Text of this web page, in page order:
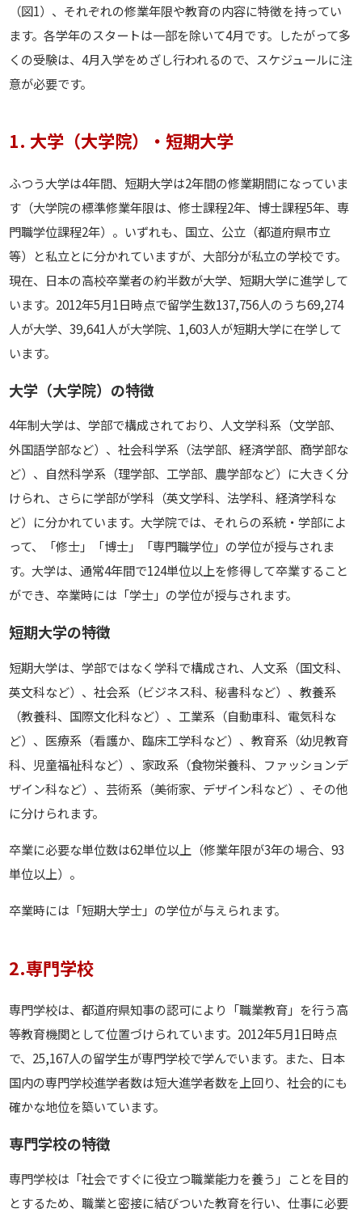
（図1）、それぞれの修業年限や教育の内容に特徴を持ってい
ます。各学年のスタートは一部を除いて4月です。したがって多
くの受験は、4月入学をめざし行われるので、スケジュールに注
意が必要です。
1. 大学（大学院）・短期大学
ふつう大学は4年間、短期大学は2年間の修業期間になっていま
す（大学院の標準修業年限は、修士課程2年、博士課程5年、専
門職学位課程2年）。いずれも、国立、公立（都道府県市立
等）と私立とに分かれていますが、大部分が私立の学校です。
現在、日本の高校卒業者の約半数が大学、短期大学に進学して
います。2012年5月1日時点で留学生数137,756人のうち69,274
人が大学、39,641人が大学院、1,603人が短期大学に在学して
います。
大学（大学院）の特徴
4年制大学は、学部で構成されており、人文学科系（文学部、
外国語学部など）、社会科学系（法学部、経済学部、商学部な
ど）、自然科学系（理学部、工学部、農学部など）に大きく分
けられ、さらに学部が学科（英文学科、法学科、経済学科な
ど）に分かれています。大学院では、それらの系統・学部によ
って、「修士」「博士」「専門職学位」の学位が授与されま
す。大学は、通常4年間で124単位以上を修得して卒業すること
ができ、卒業時には「学士」の学位が授与されます。
短期大学の特徴
短期大学は、学部ではなく学科で構成され、人文系（国文科、
英文科など）、社会系（ビジネス科、秘書科など）、教養系
（教養科、国際文化科など）、工業系（自動車科、電気科な
ど）、医療系（看護か、臨床工学科など）、教育系（幼児教育
科、児童福祉科など）、家政系（食物栄養科、ファッションデ
ザイン科など）、芸術系（美術家、デザイン科など）、その他
に分けられます。
卒業に必要な単位数は62単位以上（修業年限が3年の場合、93
単位以上）。
卒業時には「短期大学士」の学位が与えられます。
2.専門学校
専門学校は、都道府県知事の認可により「職業教育」を行う高
等教育機関として位置づけられています。2012年5月1日時点
で、25,167人の留学生が専門学校で学んでいます。また、日本
国内の専門学校進学者数は短大進学者数を上回り、社会的にも
確かな地位を築いています。
専門学校の特徴
専門学校は「社会ですぐに役立つ職業能力を養う」ことを目的
とするため、職業と密接に結びついた教育を行い、仕事に必要